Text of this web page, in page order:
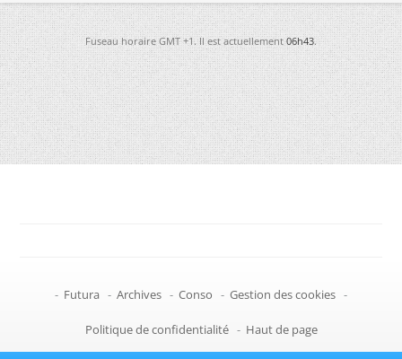
Fuseau horaire GMT +1. Il est actuellement06h43.
- Futura - Archives - Conso - Gestion des cookies -
Politique de confidentialité - Haut de page